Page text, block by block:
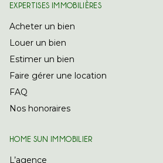
EXPERTISES IMMOBILIÈRES
Acheter un bien
Louer un bien
Estimer un bien
Faire gérer une location
FAQ
Nos honoraires
HOME SUN IMMOBILIER
L’agence